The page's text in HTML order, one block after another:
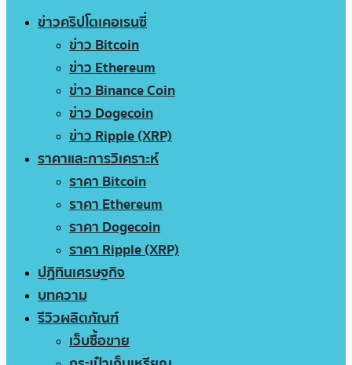
ข่าวคริปโตเคอเรนซี่
ข่าว Bitcoin
ข่าว Ethereum
ข่าว Binance Coin
ข่าว Dogecoin
ข่าว Ripple (XRP)
ราคาและการวิเคราะห์
ราคา Bitcoin
ราคา Ethereum
ราคา Dogecoin
ราคา Ripple (XRP)
ปฏิทินเศรษฐกิจ
บทความ
รีวิวผลิตภัณฑ์
เว็บซื้อขาย